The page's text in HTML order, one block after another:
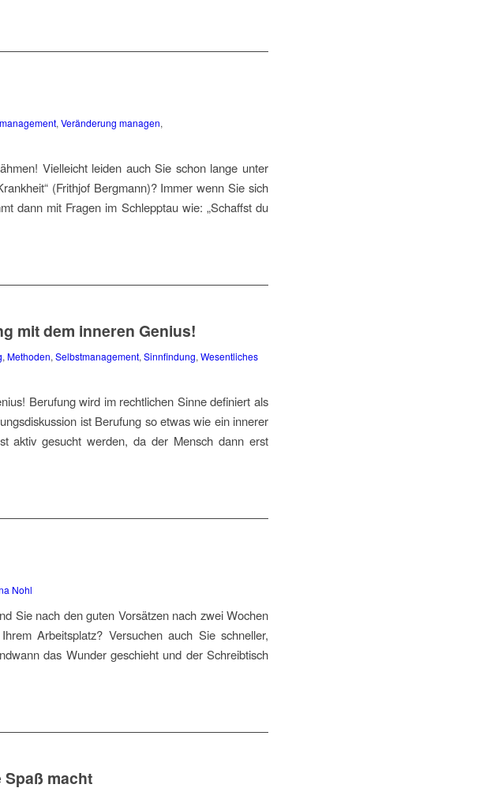
, Veränderung managen,
Vielleicht leiden auch Sie schon lange unter
(Frithjof Bergmann)? Immer wenn Sie sich
dann mit Fragen im Schlepptau wie: „Schaffst du
mit dem inneren Genius!
, Methoden, Selbstmanagement, Sinnfindung, Wesentliches
Berufung wird im rechtlichen Sinne definiert als
ist Berufung so etwas wie ein innerer
aktiv gesucht werden, da der Mensch dann erst
Nohl
Sie nach den guten Vorsätzen nach zwei Wochen
Arbeitsplatz? Versuchen auch Sie schneller,
das Wunder geschieht und der Schreibtisch
macht